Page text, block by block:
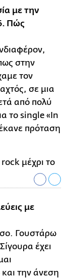
με την
Πώς
στην
τον
σε μια
από πολύ
το single «In
πρόταση
με
Γουστάρω
έχει
την άνεση